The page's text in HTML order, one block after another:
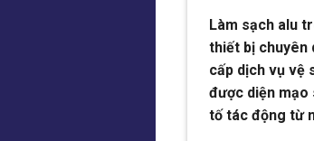
Làm sạch alu
thiết bị chuyên
cấp dịch vụ vệ
được diện mạo
tố tác động từ